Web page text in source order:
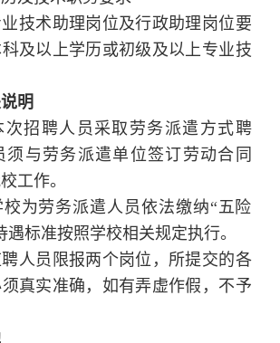
技术助理岗位及行政助理岗位要
及以上学历或初级及以上专业技
明
次招聘人员采取劳务派遣方式聘
须与劳务派遣单位签订劳动合同
工作。
校为劳务派遣人员依法缴纳“五险
遇标准按照学校相关规定执行。
聘人员限报两个岗位，所提交的各
真实准确，如有弄虚作假，不予